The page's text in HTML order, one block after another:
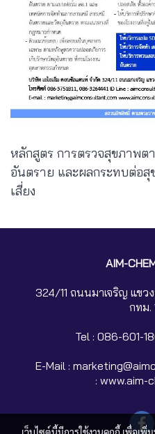
หลักสูตร การตรวจสุขภาพต
อันตราย และผลกระทบต่อ
เสี่ยง
AIM-
324/11 ถนนมาเจริญ แขว
กทม.
Tel : 086-601-
E-Mail :
: www.aim-